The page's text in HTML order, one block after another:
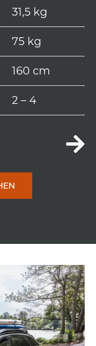
31,5 kg
75 kg
160 cm
2 – 4